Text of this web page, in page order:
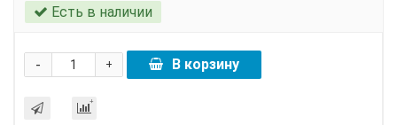
Есть в наличии
+
- В корзину